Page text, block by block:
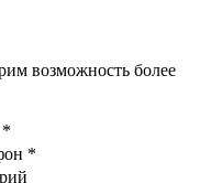
возможность более
*
*